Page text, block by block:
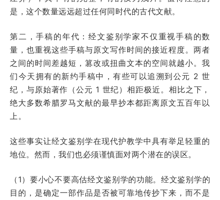
是，这个数量远远超过任何同时代的古代文献。
第二，手稿的年代：经文鉴别学家不仅重视手稿的数
量，也重视这些手稿与原文写作时间的接近程度。两者
之间的时间差越短，篡改或扭曲文本的空间就越小。我
们今天拥有的新约手稿中，有些可以追溯到公元 2 世
纪，与原始著作（公元 1 世纪）相距极近。相比之下，
绝大多数希腊罗马文献的最早抄本都距离原文五百年以
上。
这些事实让经文鉴别学在现代护教学中具有举足轻重的
地位。然而，我们也必须谨慎面对两个潜在的误区。
（1）要小心不要高估经文鉴别学的功能。经文鉴别学的
目的，是确定一部作品是否被可靠地传抄下来，而不是